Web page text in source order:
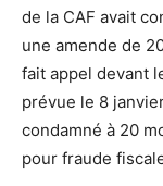
de la CAF avait
une amende de
fait appel devant
prévue le 8
condamné à 20
pour fraude